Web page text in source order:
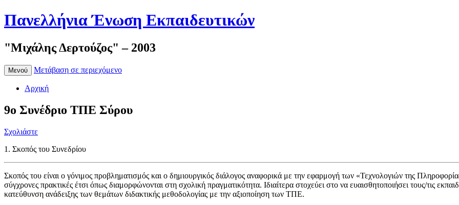
Πανελλήνια Ένωση Εκπαιδευτικών
"Μιχάλης Δερτούζος" – 2003
Μενού Μετάβαση σε περιεχόμενο
Αρχική
9ο Συνέδριο ΤΠΕ Σύρου
Σχολιάστε
1. Σκοπός του Συνεδρίου
Σκοπός του είναι ο γόνιμος προβληματισμός και ο δημιουργικός διάλογος αναφορικά με την εφαρμογή των «Τεχνολογιών της
σύγχρονες πρακτικές έτσι όπως διαμορφώνονται στη σχολική πραγματικότητα. Ιδιαίτερα στοχεύει στο να ευαισθητοποιήσει τους/τις
κατεύθυνση ανάδειξης των θεμάτων διδακτικής μεθοδολογίας με την αξιοποίηση των ΤΠΕ.